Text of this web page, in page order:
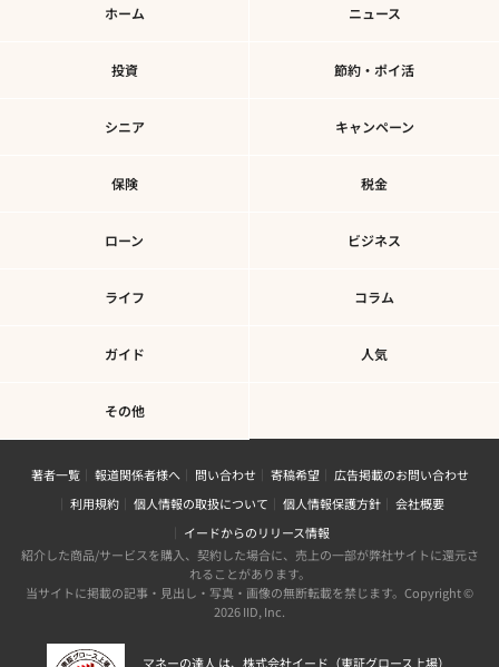
ホーム ニュース
投資 節約・ポイ活
シニア キャンペーン
保険 税金
ローン ビジネス
ライフ コラム
ガイド 人気
その他
著者一覧 報道関係者様へ 問い合わせ 寄稿希望
広告掲載のお問い合わせ
利用規約
個人情報の取扱について 個人情報保護方針
会社概要
イードからのリリース情報
紹介した商品/サービスを購入、契約した場合に、売上の一部が弊社サイトに還元さ
れることがあります。
当サイトに掲載の記事・見出し・写真・画像の無断転載を禁じます。Copyright ©
2026 IID, Inc.
マネーの達人 は、株式会社イード（東証グロース上場）